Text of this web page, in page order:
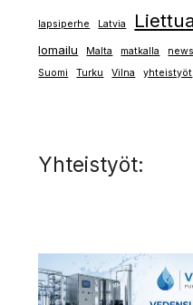
lapsiperhe Latvia Liettua
lomailu Malta matkalla news
Suomi Turku Vilna yhteistyöt
Yhteistyöt: